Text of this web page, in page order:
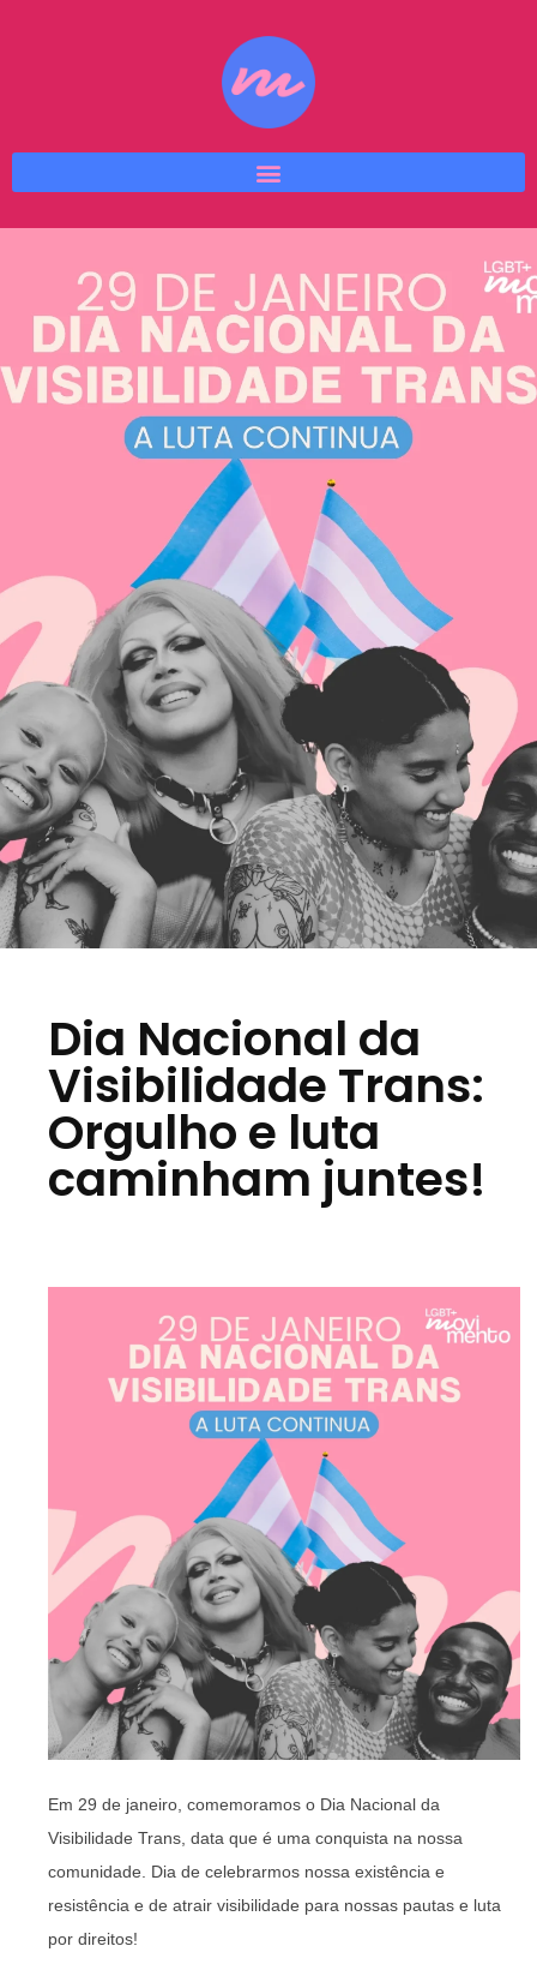
Dia Nacional da
Visibilidade Trans:
Orgulho e luta
caminham juntes!
Em 29 de janeiro, comemoramos o Dia Nacional da
Visibilidade Trans, data que é uma conquista na nossa
comunidade. Dia de celebrarmos nossa existência e
resistência e de atrair visibilidade para nossas pautas e luta
por direitos!